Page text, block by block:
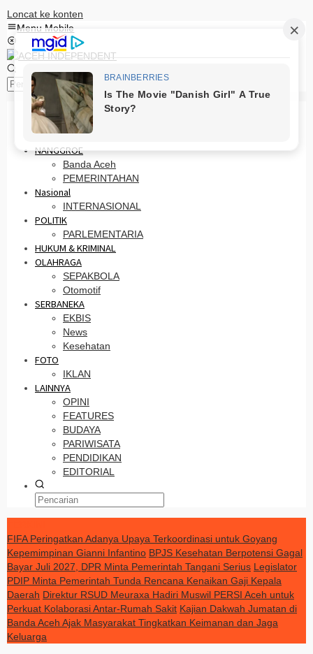
Loncat ke konten
Menu Mobile
HOME
PRO OTONOMI
NANGGROE
Banda Aceh
PEMERINTAHAN
Nasional
INTERNASIONAL
POLITIK
PARLEMENTARIA
HUKUM & KRIMINAL
OLAHRAGA
SEPAKBOLA
Otomotif
SERBANEKA
EKBIS
News
Kesehatan
FOTO
IKLAN
LAINNYA
OPINI
FEATURES
BUDAYA
PARIWISATA
PENDIDIKAN
EDITORIAL
FIFA Peringatkan Adanya Upaya Terkoordinasi untuk Goyang
Kepemimpinan Gianni Infantino BPJS Kesehatan Berpotensi Gagal
Bayar Juli 2027, DPR Minta Pemerintah Tangani Serius Legislator
PDIP Minta Pemerintah Tunda Rencana Kenaikan Gaji Kepala
Daerah Direktur RSUD Meuraxa Hadiri Muswil PERSI Aceh untuk
Perkuat Kolaborasi Antar-Rumah Sakit Kajian Dakwah Jumatan di
Banda Aceh Ajak Masyarakat Tingkatkan Keimanan dan Jaga
Keluarga